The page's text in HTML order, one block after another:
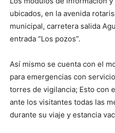
ubicados, en la avenida
municipal, carretera salida
entrada “Los pozos”.
Así mismo se cuenta con el
para emergencias con
torres de vigilancia; Esto con
ante los visitantes todas las
durante su viaje y estancia